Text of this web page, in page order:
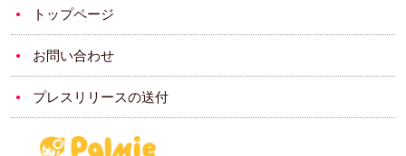
トップページ
お問い合わせ
プレスリリースの送付